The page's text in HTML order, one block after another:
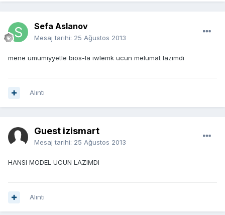
Sefa Aslanov
Mesaj tarihi: 25 Ağustos 2013
mene umumiyyetle bios-la iwlemk ucun melumat lazimdi
Alıntı
Guest izismart
Mesaj tarihi: 25 Ağustos 2013
HANSI MODEL UCUN LAZIMDI
Alıntı